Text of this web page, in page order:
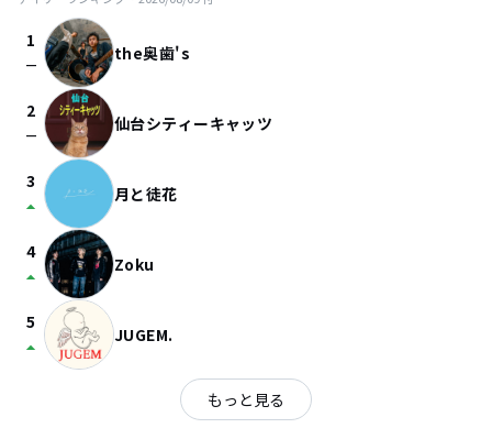
1
check_indeterminate_small the奥歯's
2
check_indeterminate_small 仙台シティーキャッツ
3
arrow_drop_up 月と徒花
4
arrow_drop_up Zoku
5
arrow_drop_up JUGEM.
もっと見る